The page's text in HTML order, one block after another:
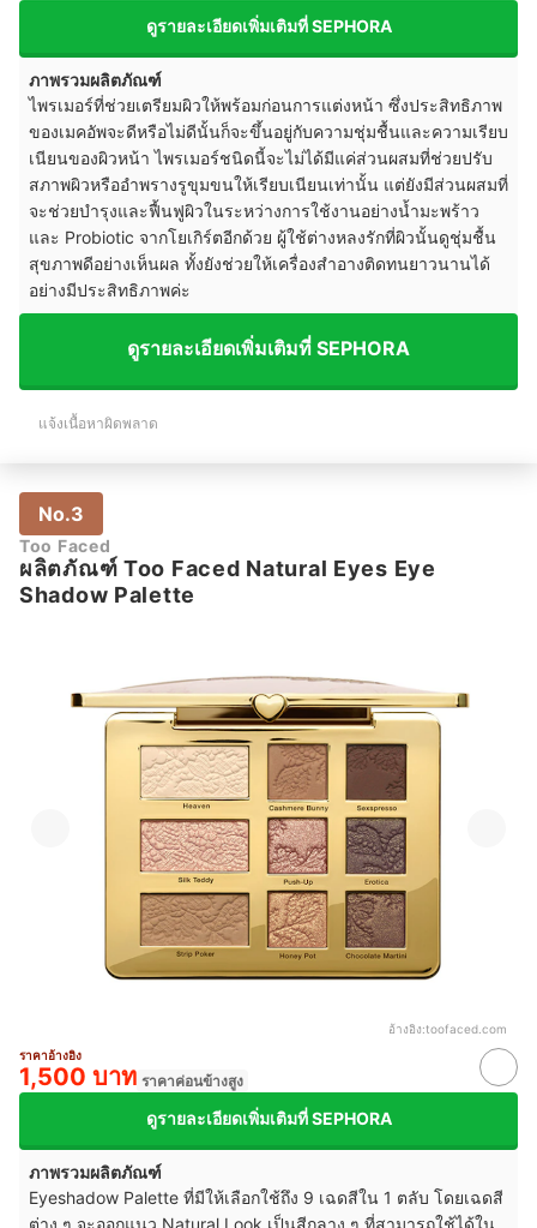
ดูรายละเอียดเพิ่มเติมที่ SEPHORA
ภาพรวมผลิตภัณฑ์
ไพรเมอร์ที่ช่วยเตรียมผิวให้พร้อมก่อนการแต่งหน้า ซึ่งประสิทธิภาพ
ของเมคอัพจะดีหรือไม่ดีนั้นก็จะขึ้นอยู่กับความชุ่มชื้นและความเรียบ
เนียนของผิวหน้า ไพรเมอร์ชนิดนี้จะไม่ได้มีแค่ส่วนผสมที่ช่วยปรับ
สภาพผิวหรืออำพรางรูขุมขนให้เรียบเนียนเท่านั้น แต่ยังมีส่วนผสมที่
จะช่วยบำรุงและฟื้นฟูผิวในระหว่างการใช้งานอย่างน้ำมะพร้าว
และ Probiotic จากโยเกิร์ตอีกด้วย ผู้ใช้ต่างหลงรักที่ผิวนั้นดูชุ่มชื้น
สุขภาพดีอย่างเห็นผล ทั้งยังช่วยให้เครื่องสำอางติดทนยาวนานได้
อย่างมีประสิทธิภาพค่ะ
ดูรายละเอียดเพิ่มเติมที่ SEPHORA
แจ้งเนื้อหาผิดพลาด
No.3
Too Faced
ผลิตภัณฑ์ Too Faced Natural Eyes Eye
Shadow Palette
อ้างอิง:toofaced.com
ราคาอ้างอิง
1,500 บาท ราคาค่อนข้างสูง
ดูรายละเอียดเพิ่มเติมที่ SEPHORA
ภาพรวมผลิตภัณฑ์
Eyeshadow Palette ที่มีให้เลือกใช้ถึง 9 เฉดสีใน 1 ตลับ โดยเฉดสี
ต่าง ๆ จะออกแนว Natural Look เป็นสีกลาง ๆ ที่สามารถใช้ได้ใน